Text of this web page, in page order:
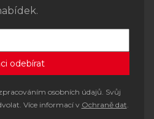
osobních údajů. Svůj
Více informací v Ochraně dat.